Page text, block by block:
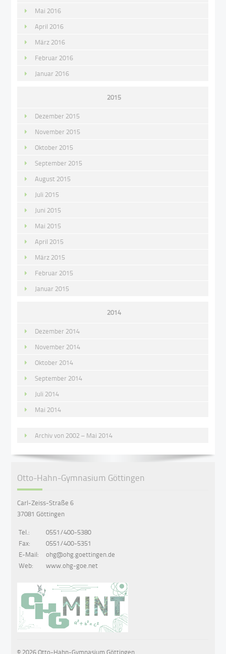
Mai 2016
April 2016
März 2016
Februar 2016
Januar 2016
2015
Dezember 2015
November 2015
Oktober 2015
September 2015
August 2015
Juli 2015
Juni 2015
Mai 2015
April 2015
März 2015
Februar 2015
Januar 2015
2014
Dezember 2014
November 2014
Oktober 2014
September 2014
Juli 2014
Mai 2014
Archiv von 2002 – Mai 2014
Otto-Hahn-Gymnasium Göttingen
Carl-Zeiss-Straße 6
37081 Göttingen
Tel.:
0551/400-5380
Fax:
0551/400-5351
E-Mail:
ohg@ohg.goettingen.de
Web:
www.ohg-goe.net
© 2026 Otto-Hahn-Gymnasium Göttingen